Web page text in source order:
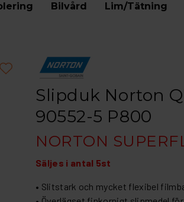
Bilvård Lim/Tätning
Slipduk Norton
90552-5 P800
NORTON
Säljes i antal 5st
• Slitstark och mycket flexibel